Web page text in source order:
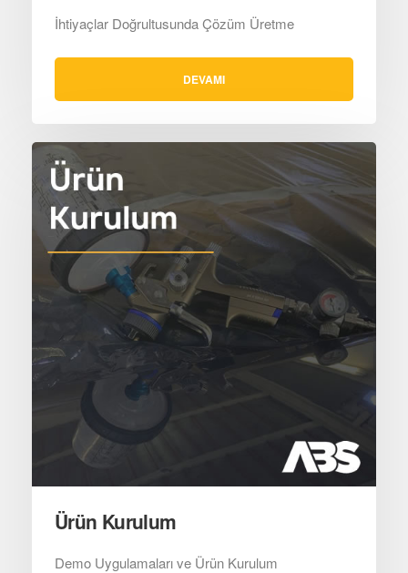
İhtiyaçlar Doğrultusunda Çözüm Üretme
DEVAMI
Ürün Kurulum
Demo Uygulamaları ve Ürün Kurulum